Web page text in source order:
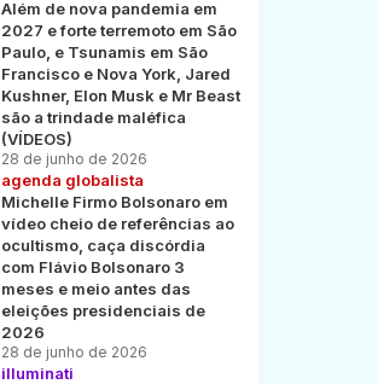
Além de nova pandemia em
2027 e forte terremoto em São
Paulo, e Tsunamis em São
Francisco e Nova York, Jared
Kushner, Elon Musk e Mr Beast
são a trindade maléfica
(VÍDEOS)
28 de junho de 2026
agenda globalista
Michelle Firmo Bolsonaro em
vídeo cheio de referências ao
ocultismo, caça discórdia
com Flávio Bolsonaro 3
meses e meio antes das
eleições presidenciais de
2026
28 de junho de 2026
illuminati